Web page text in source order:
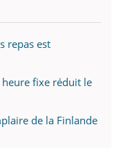
repas est
fixe réduit le
de la Finlande